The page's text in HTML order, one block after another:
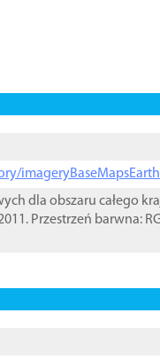
dla obszaru całego
Przestrzeń barwna: